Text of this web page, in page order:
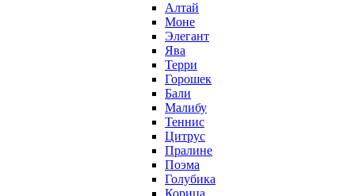
Алтай
Моне
Элегант
Ява
Терри
Горошек
Бали
Малибу
Теннис
Цитрус
Пралине
Поэма
Голубика
Корица